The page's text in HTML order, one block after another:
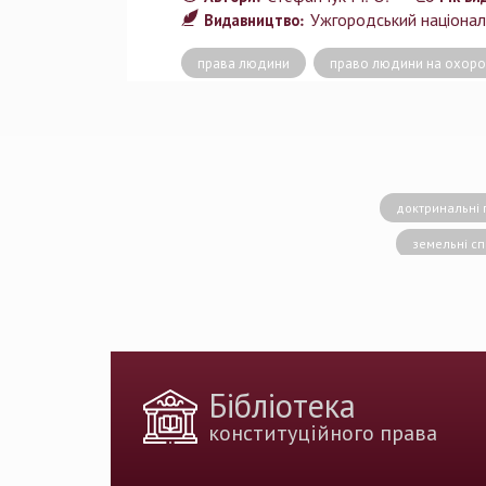
Видавництво: Ужгородський
права людини право людини на
доктринальні
земельні
Голова
Бібліотека
конституційного права